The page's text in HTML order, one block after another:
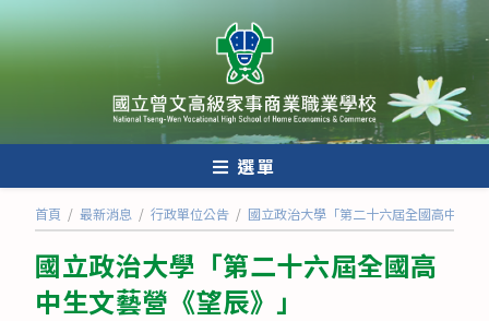
跳
轉
至
內
選單
首頁 / 最新消息 / 行政單位公告 / 國立政治大學「第二十六屆全國高中生文
國立政治大學「第二十六屆全國高
中生文藝營《望辰》」